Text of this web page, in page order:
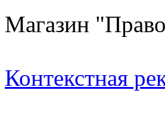
Магазин
Контекстная